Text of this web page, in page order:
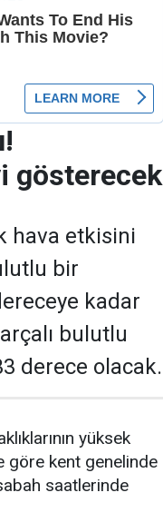
gösterecek
hava etkisini
bir
kadar
bulutlu
derece olacak.
yüksek
göre kent genelinde
saatlerinde